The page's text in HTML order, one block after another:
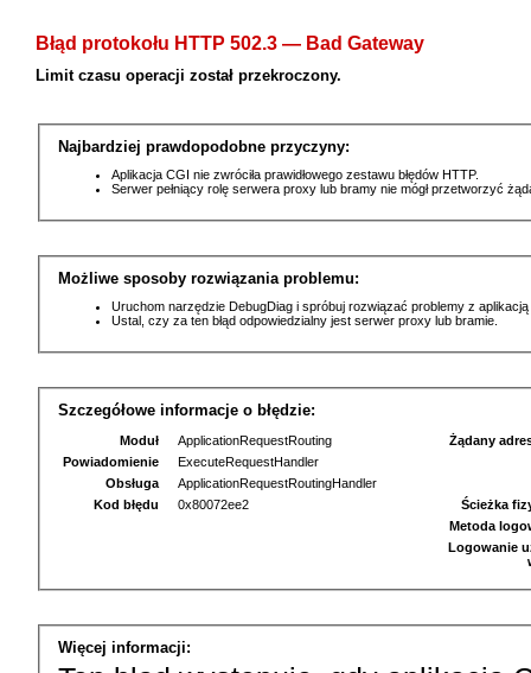
Błąd protokołu HTTP 502.3 — Bad Gateway
Limit czasu operacji został przekroczony.
Najbardziej prawdopodobne przyczyny:
Aplikacja CGI nie zwróciła prawidłowego zestawu błędów HTTP.
Serwer pełniący rolę serwera proxy lub bramy nie mógł przetworzyć
Możliwe sposoby rozwiązania problemu:
Uruchom narzędzie DebugDiag i spróbuj rozwiązać problemy z
Ustal, czy za ten błąd odpowiedzialny jest serwer proxy lub bramie.
Szczegółowe informacje o błędzie:
Moduł
ApplicationRequestRouting
Powiadomienie
ExecuteRequestHandler
Obsługa
ApplicationRequestRoutingHandler
Kod błędu
0x80072ee2
Żądany
Ścieżka
Metoda
Logowanie
Więcej informacji: